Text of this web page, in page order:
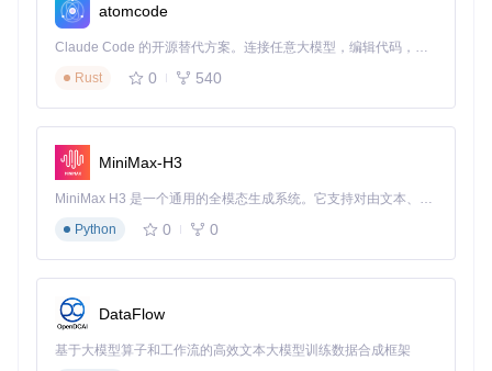
在"设置"→"热键规则"中添加例外的热键策略。
冲突检测与处理流程：
运行OpenArk，进入"系统工具"→"热键管理"，点击"扫描
热键"；
进阶技巧：优化热键配置
自定义热键映射
通过修改配置文件或注册表，将常用功能绑定到不常用的组合
键，避免与其他程序冲突。例如，将"复制"功能绑定到Ctrl+A
lt+C，确保操作流畅性。
atomcode
Claude Code 的开源替代方案。连接任意大模型，编辑代码，运行命令，自动验证 — 全自动执行。用 Rust 构建，极致性能。 ｜ An open-source alternative to Claude Code. Connect any LLM, edit code, run commands, and verify changes — autonomously. Built in Rust for speed. Get Started
Rust
0 540
MiniMax-H3
MiniMax H3 是一个通用的全模态生成系统。它支持对由文本、图像、视频和音频组成的多模态上下文进行统一理解，并能生成分辨率高达 2K、时长可达 15 秒的带原生立体声音频的视频。得益于面向任务泛化的系统设计，H3 在预训练阶段就已具备广泛的多模态上下文理解与生成能力，能够出色地执行复杂的多模态指令。
Python
0 0
DataFlow
基于大模型算子和工作流的高效文本大模型训练数据合成框架